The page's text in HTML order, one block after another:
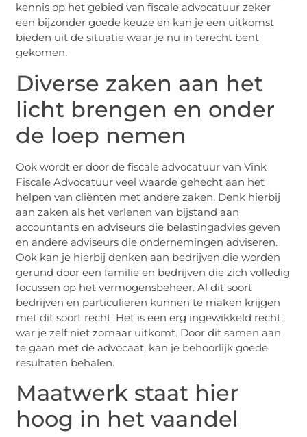
kennis op het gebied van fiscale advocatuur zeker
een bijzonder goede keuze en kan je een uitkomst
bieden uit de situatie waar je nu in terecht bent
gekomen.
Diverse zaken aan het
licht brengen en onder
de loep nemen
Ook wordt er door de fiscale advocatuur van Vink
Fiscale Advocatuur veel waarde gehecht aan het
helpen van cliënten met andere zaken. Denk hierbij
aan zaken als het verlenen van bijstand aan
accountants en adviseurs die belastingadvies geven
en andere adviseurs die ondernemingen adviseren.
Ook kan je hierbij denken aan bedrijven die worden
gerund door een familie en bedrijven die zich volledig
focussen op het vermogensbeheer. Al dit soort
bedrijven en particulieren kunnen te maken krijgen
met dit soort recht. Het is een erg ingewikkeld recht,
war je zelf niet zomaar uitkomt. Door dit samen aan
te gaan met de advocaat, kan je behoorlijk goede
resultaten behalen.
Maatwerk staat hier
hoog in het vaandel